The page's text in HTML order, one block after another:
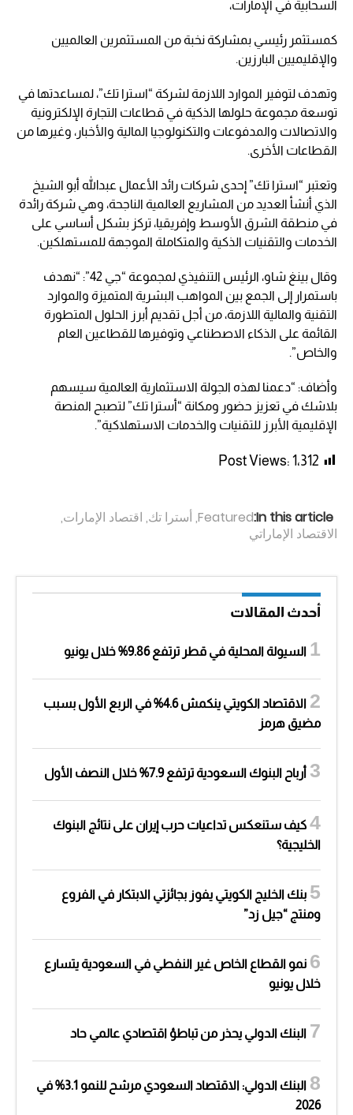
السحابية في الإمارات،
كمستثمر رئيسي بمشاركة نخبة من المستثمرين العالميين
والإقليميين البارزين.
وتهدف لتوفير الموارد اللازمة لشركة “استرا تك”، لمساعدتها في
توسعة مجموعة حلولها الذكية في قطاعات التجارة الإلكترونية
والاتصالات والمدفوعات والتكنولوجيا المالية والأخبار، وغيرها من
القطاعات الأخرى.
وتعتبر “استرا تك” إحدى شركات رائد الأعمال عبدالله أبو الشيخ
الذي أنشأ العديد من المشاريع العالمية الناجحة، وهي شركة رائدة
في منطقة الشرق الأوسط وإفريقيا، تركز بشكل أساسي على
الخدمات والتقنيات الذكية والمتكاملة الموجهة للمستهلكين.
وقال بينغ شاو، الرئيس التنفيذي لمجموعة “جي 42”: “نهدف
باستمرار إلى الجمع بين المواهب البشرية المتميزة والموارد
التقنية والمالية اللازمة، من أجل تقديم أبرز الحلول المتطورة
القائمة على الذكاء الاصطناعي وتوفيرها للقطاعين العام
والخاص”.
وأضاف: “دعمنا لهذه الجولة الاستثمارية العالمية سيسهم
بلاشك في تعزيز حضور ومكانة “أسترا تك” لتصبح المنصة
الإقليمية الأبرز للتقنيات والخدمات الاستهلاكية”.
Post Views: 1٬312
In this article:
Featured
,أسترا تك, اقتصاد الإمارات,
الاقتصاد الإماراتي
أحدث المقالات
السيولة المحلية في قطر ترتفع 9.86% خلال يونيو
الاقتصاد الكويتي ينكمش 4.6% في الربع الأول بسبب
مضيق هرمز
أرباح البنوك السعودية ترتفع 7.9% خلال النصف الأول
كيف ستنعكس تداعيات حرب إيران على نتائج البنوك
الخليجية؟
بنك الخليج الكويتي يفوز بجائزتي الابتكار في الفروع
ومنتج “جيل زد”
نمو القطاع الخاص غير النفطي في السعودية يتسارع
خلال يونيو
البنك الدولي يحذر من تباطؤ اقتصادي عالمي حاد
البنك الدولي: الاقتصاد السعودي مرشح للنمو 3.1% في
2026